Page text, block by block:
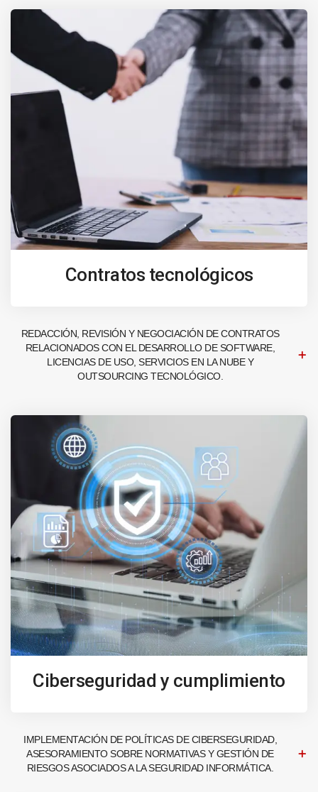
Contratos tecnológicos
REDACCIÓN, REVISIÓN Y NEGOCIACIÓN DE CONTRATOS
RELACIONADOS CON EL DESARROLLO DE SOFTWARE,
LICENCIAS DE USO, SERVICIOS EN LA NUBE Y
OUTSOURCING TECNOLÓGICO.
Ciberseguridad y cumplimiento
IMPLEMENTACIÓN DE POLÍTICAS DE CIBERSEGURIDAD,
ASESORAMIENTO SOBRE NORMATIVAS Y GESTIÓN DE
RIESGOS ASOCIADOS A LA SEGURIDAD INFORMÁTICA.